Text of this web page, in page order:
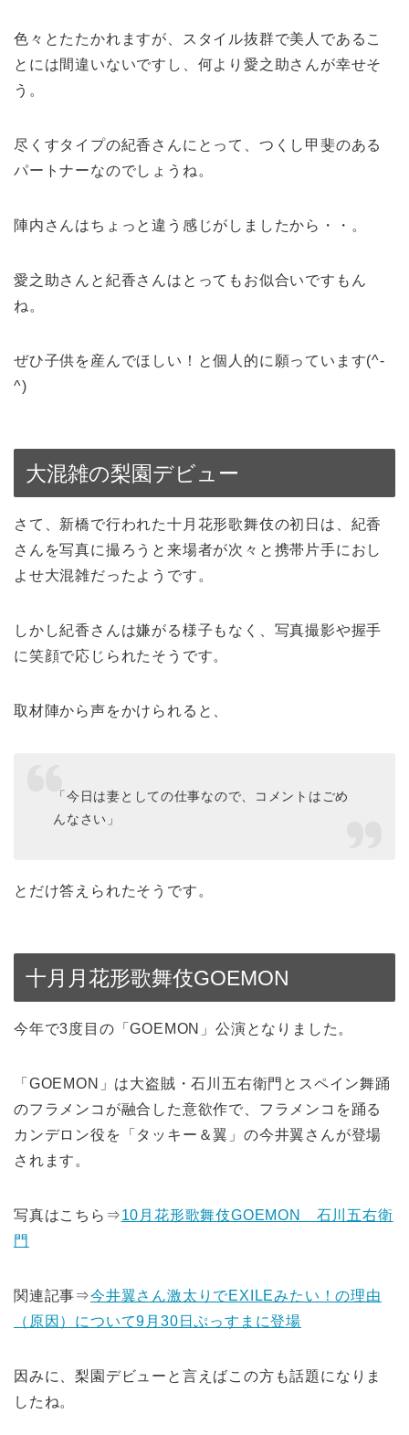
色々とたたかれますが、スタイル抜群で美人であるこ
とには間違いないですし、何より愛之助さんが幸せそ
う。
尽くすタイプの紀香さんにとって、つくし甲斐のある
パートナーなのでしょうね。
陣内さんはちょっと違う感じがしましたから・・。
愛之助さんと紀香さんはとってもお似合いですもん
ね。
ぜひ子供を産んでほしい！と個人的に願っています(^-
^)
大混雑の梨園デビュー
さて、新橋で行われた十月花形歌舞伎の初日は、紀香
さんを写真に撮ろうと来場者が次々と携帯片手におし
よせ大混雑だったようです。
しかし紀香さんは嫌がる様子もなく、写真撮影や握手
に笑顔で応じられたそうです。
取材陣から声をかけられると、
「今日は妻としての仕事なので、コメントはごめ
んなさい」
とだけ答えられたそうです。
十月月花形歌舞伎GOEMON
今年で3度目の「GOEMON」公演となりました。
「GOEMON」は大盗賊・石川五右衛門とスペイン舞踊
のフラメンコが融合した意欲作で、フラメンコを踊る
カンデロン役を「タッキー＆翼」の今井翼さんが登場
されます。
写真はこちら⇒10月花形歌舞伎GOEMON 石川五右衛
門
関連記事⇒今井翼さん激太りでEXILEみたい！の理由
（原因）について9月30日ぷっすまに登場
因みに、梨園デビューと言えばこの方も話題になりま
したね。